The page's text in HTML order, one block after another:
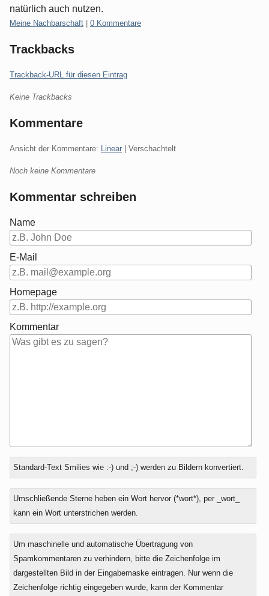
natürlich auch nutzen.
Kategorien:
Meine Nachbarschaft 0 Kommentare
Trackbacks
Trackback-URL für diesen Eintrag
Keine Trackbacks
Kommentare
Ansicht der Kommentare: Linear | Verschachtelt
Noch keine Kommentare
Kommentar schreiben
Name
E-Mail
Homepage
Kommentar
Antwort
zu
Standard-Text Smilies wie :-) und ;-) werden zu Bildern konvertiert.
Umschließende Sterne heben ein Wort hervor (*wort*), per _wort_
kann ein Wort unterstrichen werden.
Um maschinelle und automatische Übertragung von
Spamkommentaren zu verhindern, bitte die Zeichenfolge im
dargestellten Bild in der Eingabemaske eintragen. Nur wenn die
Zeichenfolge richtig eingegeben wurde, kann der Kommentar